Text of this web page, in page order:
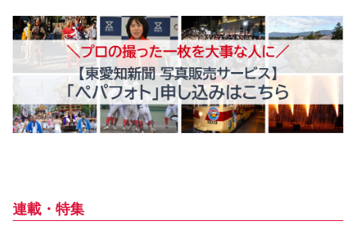
連載・特集